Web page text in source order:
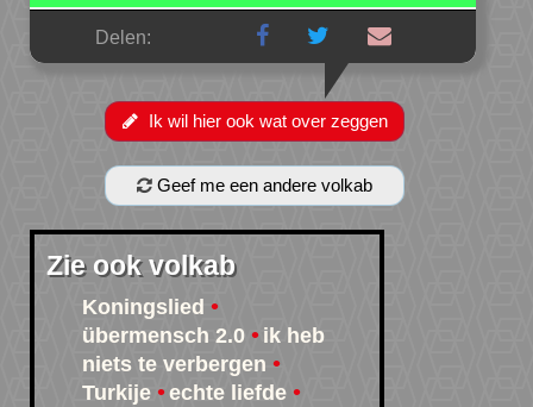
Delen:
Ik wil hier ook wat over zeggen
Geef me een andere volkab
Zie ook volkab
Koningslied
übermensch 2.0
ik heb
niets te verbergen
Turkije
echte liefde